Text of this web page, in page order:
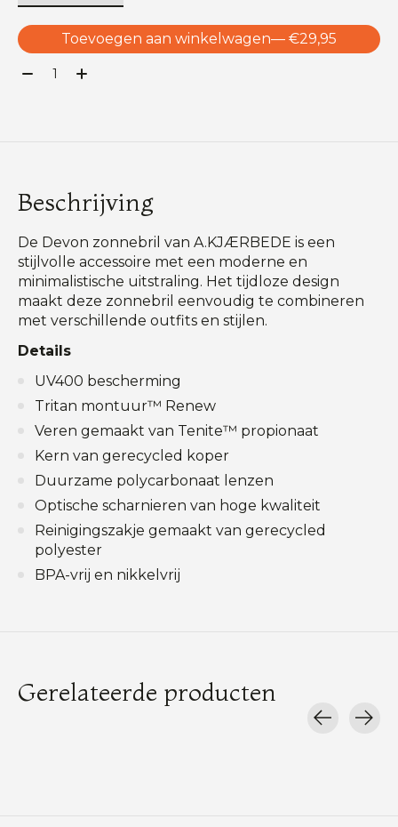
Toevoegen aan winkelwagen
— €29,95
Aantal:
Beschrijving
De Devon zonnebril van A.KJÆRBEDE is een
stijlvolle accessoire met een moderne en
minimalistische uitstraling. Het tijdloze design
maakt deze zonnebril eenvoudig te combineren
met verschillende outfits en stijlen.
Details
UV400 bescherming
Tritan montuur™ Renew
Veren gemaakt van Tenite™ propionaat
Kern van gerecycled koper
Duurzame polycarbonaat lenzen
Optische scharnieren van hoge kwaliteit
Reinigingszakje gemaakt van gerecycled
polyester
BPA-vrij en nikkelvrij
Gerelateerde producten